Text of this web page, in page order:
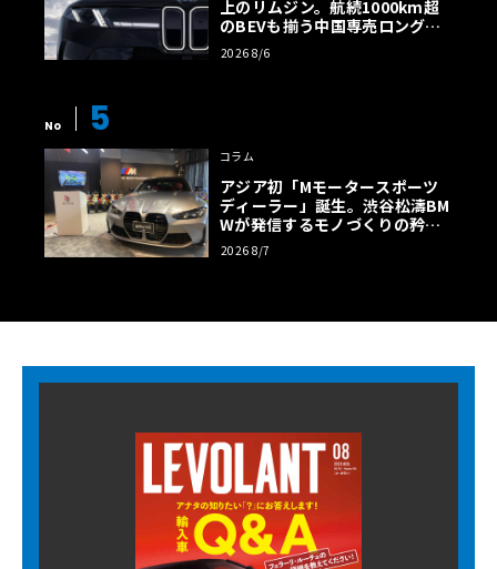
上のリムジン。航続1000km超
のBEVも揃う中国専売ロング仕
様の全貌
2026 8/6
No 5
コラム
アジア初「Mモータースポーツ
ディーラー」誕生。渋谷松濤BM
Wが発信するモノづくりの矜持
【木下隆之コラム】
2026 8/7